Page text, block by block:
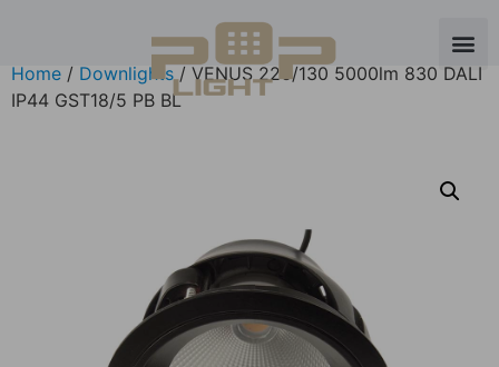
Home / Downlights / VENUS 226/130 5000lm 830 DALI
IP44 GST18/5 PB BL